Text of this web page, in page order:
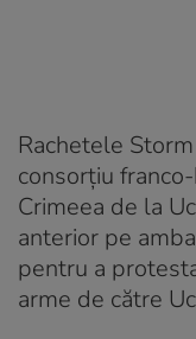
Rachetele
consorţiu
Crimeea de la
anterior pe
pentru a
arme de către